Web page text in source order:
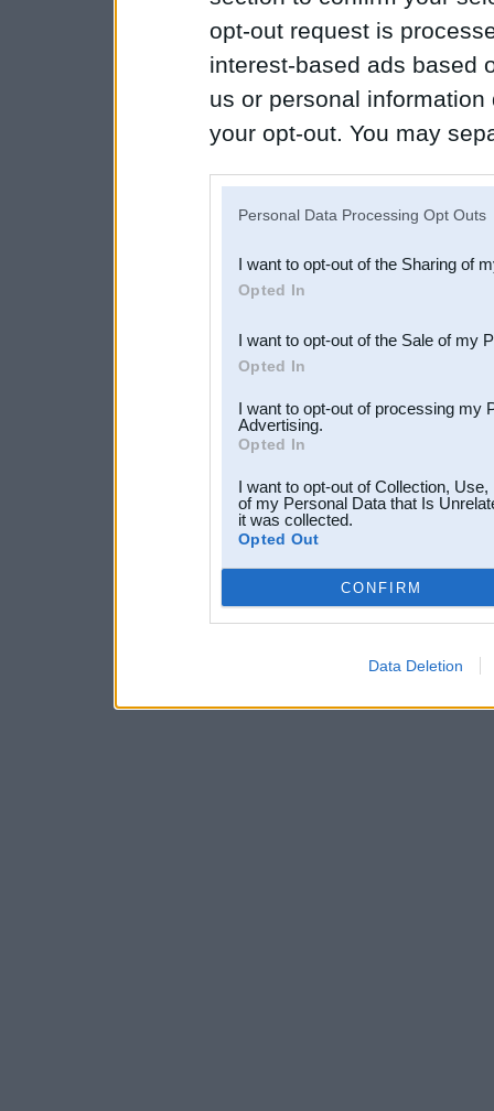
opt-out request is
interest-based ads based
us or personal
your opt-out. You may
Downstream Participants
third parties.
Personal Data Processing Opt Outs
I want to opt-out of the Sharing of
Opted In
I want to opt-out of the Sale of my
Opted In
I want to opt-out of processing my
Advertising.
Opted In
I want to opt-out of Collection,
of my Personal Data that Is
it was collected.
Opted Out
CONFIRM
Data Deletion